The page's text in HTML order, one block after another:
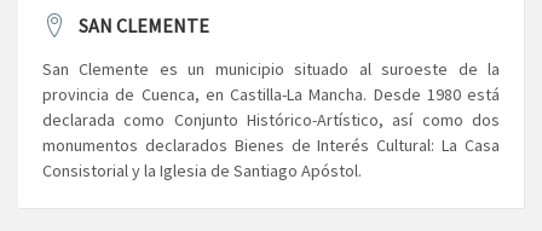
SAN CLEMENTE
San Clemente es un municipio situado al suroeste de la
provincia de Cuenca, en Castilla-La Mancha. Desde 1980 está
declarada como Conjunto Histórico-Artístico, así como dos
monumentos declarados Bienes de Interés Cultural: La Casa
Consistorial y la Iglesia de Santiago Apóstol.